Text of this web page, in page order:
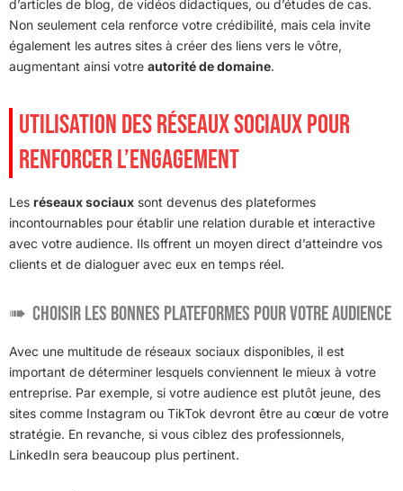
d’articles de blog, de vidéos didactiques, ou d’études de cas.
Non seulement cela renforce votre crédibilité, mais cela invite
également les autres sites à créer des liens vers le vôtre,
augmentant ainsi votre autorité de domaine.
UTILISATION DES RÉSEAUX SOCIAUX POUR
RENFORCER L’ENGAGEMENT
Les réseaux sociaux sont devenus des plateformes
incontournables pour établir une relation durable et interactive
avec votre audience. Ils offrent un moyen direct d’atteindre vos
clients et de dialoguer avec eux en temps réel.
Choisir les bonnes plateformes pour votre audience
Avec une multitude de réseaux sociaux disponibles, il est
important de déterminer lesquels conviennent le mieux à votre
entreprise. Par exemple, si votre audience est plutôt jeune, des
sites comme Instagram ou TikTok devront être au cœur de votre
stratégie. En revanche, si vous ciblez des professionnels,
LinkedIn sera beaucoup plus pertinent.